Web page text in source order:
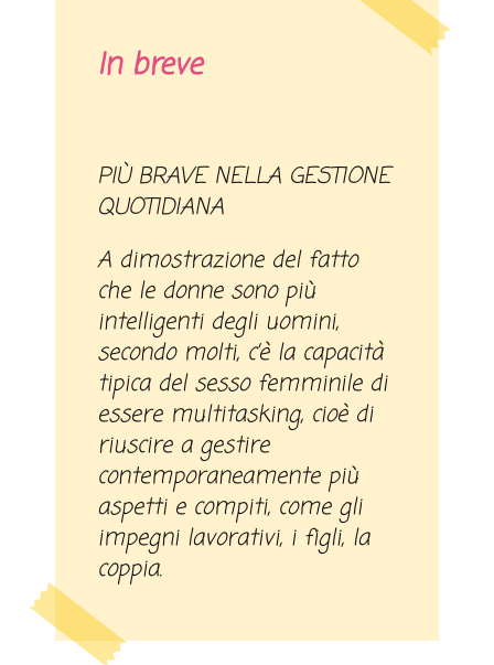
In breve
PIÙ BRAVE NELLA GESTIONE
QUOTIDIANA
A dimostrazione del fatto
che le donne sono più
intelligenti degli uomini,
secondo molti, c’è la capacità
tipica del sesso femminile di
essere multitasking, cioè di
riuscire a gestire
contemporaneamente più
aspetti e compiti, come gli
impegni lavorativi, i figli, la
coppia.